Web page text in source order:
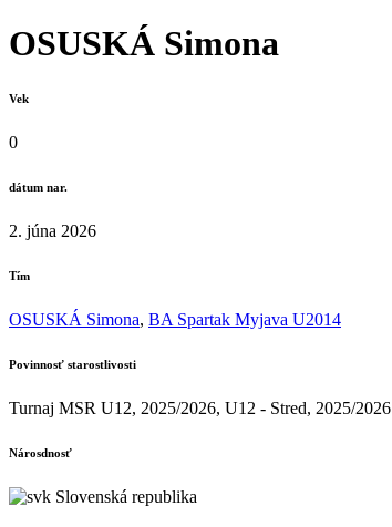
OSUSKÁ Simona
Vek
0
dátum nar.
2. júna 2026
Tím
OSUSKÁ Simona, BA Spartak Myjava U2014
Povinnosť starostlivosti
Turnaj MSR U12, 2025/2026, U12 - Stred, 2025/2026
Nárosdnosť
Slovenská republika